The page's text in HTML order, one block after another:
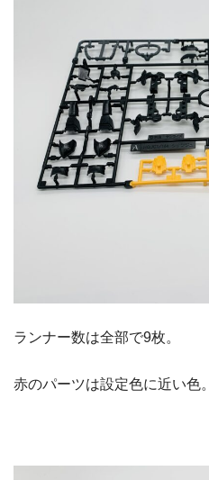
ランナー数は全部で9枚。
赤のパーツは設定色に近い色。